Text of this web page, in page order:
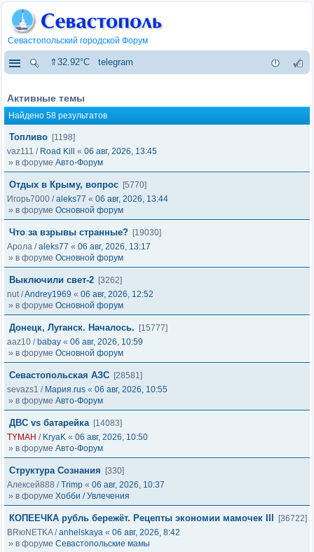
Севастопольский городской Форум
⇑32.92°C telegram
Активные темы
Найдено 58 результатов
Топливо [1198]
vaz111 / Road Kill « 06 авг, 2026, 13:45
» в форуме Авто-Форум
Отдых в Крыму, вопрос [5770]
Игорь7000 /aleks77 « 06 авг, 2026, 13:44
» в форуме Основной форум
Что за взрывы странные? [19030]
Арола /aleks77 « 06 авг, 2026, 13:17
» в форуме Основной форум
Выключили свет-2 [3262]
nut/Andrey1969 « 06 авг, 2026, 12:52
» в форуме Основной форум
Донецк, Луганск. Началось.
[15777]
aaz10 / babay « 06 авг, 2026, 10:59
» в форуме Основной форум
Севастопольская АЗС [28581]
sevazs1 / Мария.rus « 06 авг, 2026, 10:55
» в форуме Авто-Форум
ДВС vs батарейка [14083]
TYMAH / KryaK « 06 авг, 2026, 10:50
» в форуме Авто-Форум
Структура Сознания
[330]
Алексей888 /Trimp « 06 авг, 2026, 10:37
» в форуме Хобби / Увлечения
КОПЕЕЧКА рубль бережёт. Рецепты экономии мамочек III
[36722]
BRюNETKA/anhelskaya « 06 авг, 2026, 8:42
» в форуме Севастопольские мамы